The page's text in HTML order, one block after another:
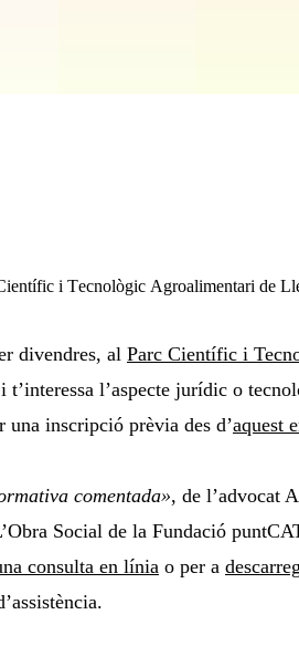
i Tecnològic Agroalimentari de
divendres, al Parc Científic i
l’aspecte jurídic o
una inscripció prèvia des d’aquest
comentada», de l’advocat
Social de la Fundació
consulta en línia o per a